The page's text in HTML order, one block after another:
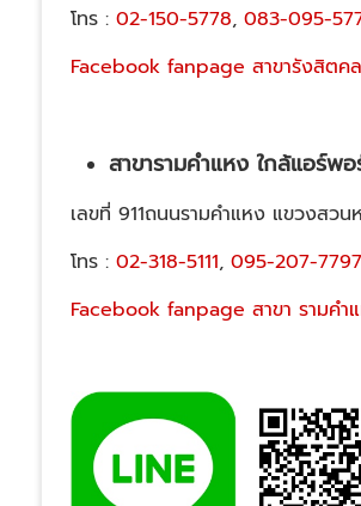
โทร : 02-150-5778, 083-095-
Facebook fanpage สาขารังสิตค
สาขารามคำแหง ใกล้แอร์พ
เลขที่ 911ถนนรามคำแหง แขวงสว
โทร : 02-318-5111, 095-207-7797
Facebook fanpage สาขา รามคำ